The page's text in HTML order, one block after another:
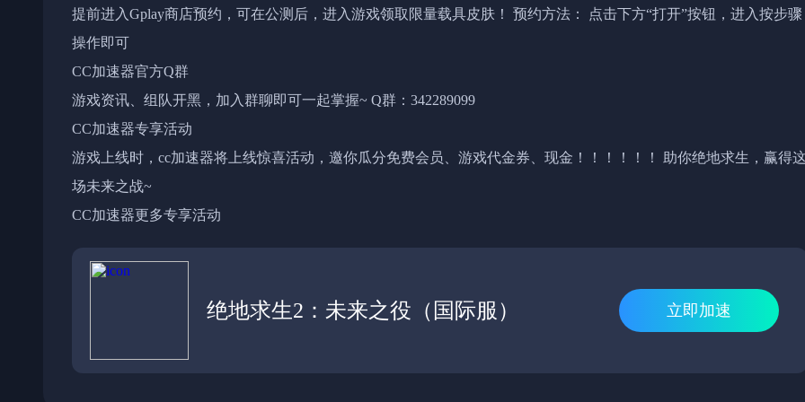
提前进入Gplay商店预约，可在公测后，进入游戏领取限量载具皮肤！ 预约方法： 点击下方“打开”按钮，进入按步骤
操作即可
CC加速器官方Q群
游戏资讯、组队开黑，加入群聊即可一起掌握~ Q群：342289099
CC加速器专享活动
游戏上线时，cc加速器将上线惊喜活动，邀你瓜分免费会员、游戏代金券、现金！！！！！！ 助你绝地求生，赢得
场未来之战~
CC加速器更多专享活动
绝地求生2：未来之役（国际服） 立即加速